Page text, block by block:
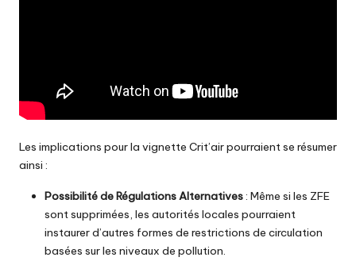
Les implications pour la vignette Crit’air pourraient se résumer
ainsi :
Possibilité de Régulations Alternatives: Même si les ZFE
sont supprimées, les autorités locales pourraient
instaurer d’autres formes de restrictions de circulation
basées sur les niveaux de pollution.